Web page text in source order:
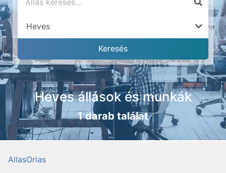
Heves állások és munkák
1 darab találat
AllasOrias